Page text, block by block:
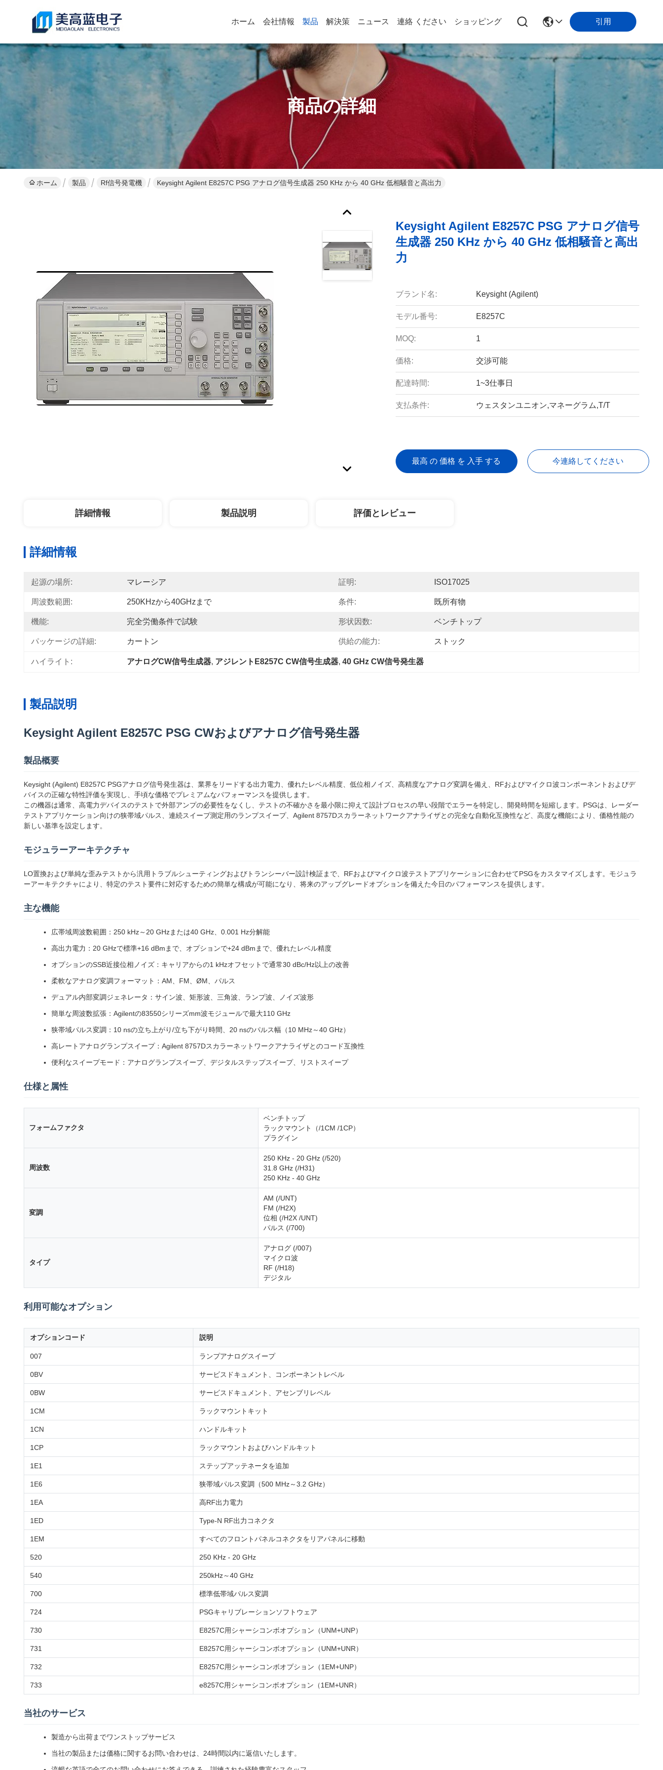
ホーム 会社情報 製品 解決策 ニュース 連絡 ください ショッピング 引用
商品の詳細
ホーム 製品 Rf信号発電機 Keysight Agilent E8257C PSG アナログ信号生成器 250 KHz から 40 GHz 低相騒音と高出力
Keysight Agilent E8257C PSG アナログ信号
生成器 250 KHz から 40 GHz 低相騒音と高出
力
ブランド名: Keysight (Agilent)
モデル番号: E8257C
MOQ: 1
価格: 交渉可能
配達時間: 1~3仕事日
支払条件: ウェスタンユニオン,マネーグラム,T/T
最高 の 価格 を 入手 する 今連絡してください
詳細情報 製品説明 評価とレビュー
詳細情報
起源の場所: マレーシア 証明: ISO17025
周波数範囲: 250KHzから40GHzまで 条件: 既所有物
機能: 完全労働条件で試験 形状因数: ベンチトップ
パッケージの詳細: カートン 供給の能力: ストック
ハイライト: アナログCW信号生成器, アジレントE8257C CW信号生成器, 40 GHz CW信号発生器
製品説明
Keysight Agilent E8257C PSG CWおよびアナログ信号発生器
製品概要
Keysight (Agilent) E8257C PSGアナログ信号発生器は、業界をリードする出力電力、優れたレベル精度、低位相ノイズ、高精度なアナログ変調を備え、RFおよびマイクロ波コンポーネントおよびデ
バイスの正確な特性評価を実現し、手頃な価格でプレミアムなパフォーマンスを提供します。
この機器は通常、高電力デバイスのテストで外部アンプの必要性をなくし、テストの不確かさを最小限に抑えて設計プロセスの早い段階でエラーを特定し、開発時間を短縮します。PSGは、レーダー
テストアプリケーション向けの狭帯域パルス、連続スイープ測定用のランプスイープ、Agilent 8757Dスカラーネットワークアナライザとの完全な自動化互換性など、高度な機能により、価格性能の
新しい基準を設定します。
モジュラーアーキテクチャ
LO置換および単純な歪みテストから汎用トラブルシューティングおよびトランシーバー設計検証まで、RFおよびマイクロ波テストアプリケーションに合わせてPSGをカスタマイズします。モジュラ
ーアーキテクチャにより、特定のテスト要件に対応するための簡単な構成が可能になり、将来のアップグレードオプションを備えた今日のパフォーマンスを提供します。
主な機能
広帯域周波数範囲：250 kHz～20 GHzまたは40 GHz、0.001 Hz分解能
高出力電力：20 GHzで標準+16 dBmまで、オプションで+24 dBmまで、優れたレベル精度
オプションのSSB近接位相ノイズ：キャリアからの1 kHzオフセットで通常30 dBc/Hz以上の改善
柔軟なアナログ変調フォーマット：AM、FM、ØM、パルス
デュアル内部変調ジェネレータ：サイン波、矩形波、三角波、ランプ波、ノイズ波形
簡単な周波数拡張：Agilentの83550シリーズmm波モジュールで最大110 GHz
狭帯域パルス変調：10 nsの立ち上がり/立ち下がり時間、20 nsのパルス幅（10 MHz～40 GHz）
高レートアナログランプスイープ：Agilent 8757Dスカラーネットワークアナライザとのコード互換性
便利なスイープモード：アナログランプスイープ、デジタルステップスイープ、リストスイープ
仕様と属性
フォームファクタ
ベンチトップ
ラックマウント（/1CM /1CP）
プラグイン
周波数
250 KHz - 20 GHz (/520)
31.8 GHz (/H31)
250 KHz - 40 GHz
変調
AM (/UNT)
FM (/H2X)
位相 (/H2X /UNT)
パルス (/700)
タイプ
アナログ (/007)
マイクロ波
RF (/H18)
デジタル
利用可能なオプション
オプションコード 説明
007 ランプアナログスイープ
0BV サービスドキュメント、コンポーネントレベル
0BW サービスドキュメント、アセンブリレベル
1CM ラックマウントキット
1CN ハンドルキット
1CP ラックマウントおよびハンドルキット
1E1 ステップアッテネータを追加
1E6 狭帯域パルス変調（500 MHz～3.2 GHz）
1EA 高RF出力電力
1ED Type-N RF出力コネクタ
1EM すべてのフロントパネルコネクタをリアパネルに移動
520 250 KHz - 20 GHz
540 250kHz～40 GHz
700 標準低帯域パルス変調
724 PSGキャリブレーションソフトウェア
730 E8257C用シャーシコンボオプション（UNM+UNP）
731 E8257C用シャーシコンボオプション（UNM+UNR）
732 E8257C用シャーシコンボオプション（1EM+UNP）
733 e8257C用シャーシコンボオプション（1EM+UNR）
当社のサービス
製造から出荷までワンストップサービス
当社の製品または価格に関するお問い合わせは、24時間以内に返信いたします。